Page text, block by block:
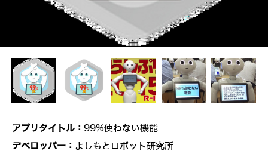
アプリタイトル： 99%使わない機能
デベロッパー： よしもとロボット研究所